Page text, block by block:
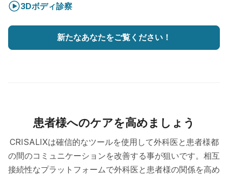
3Dボディ診察
新たなあなたをご覧ください！
患者様へのケアを高めましょう
CRISALIXは確信的なツールを使用して外科医と患者様都
の間のコミュニケーションを改善する事が狙いです。相互
接続性なプラットフォームで外科医と患者様の関係を高め